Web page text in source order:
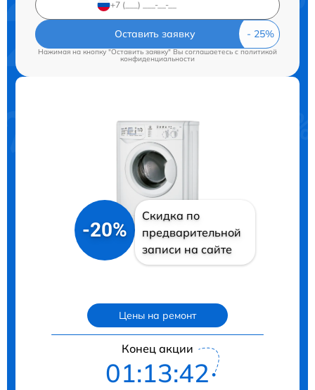
Оставить заявку
Нажимая на кнопку "Оставить заявку" Вы соглашаетесь cполитикой
конфиденциальности
-20%
Скидка по
предварительной
записи на сайте
Цены на ремонт
Конец акции
01:13:41